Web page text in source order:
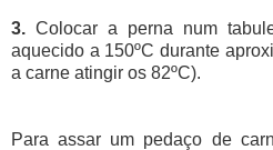
3. Colocar a perna num
aquecido a 150ºC durante
a carne atingir os 82ºC).
Para assar um pedaço de